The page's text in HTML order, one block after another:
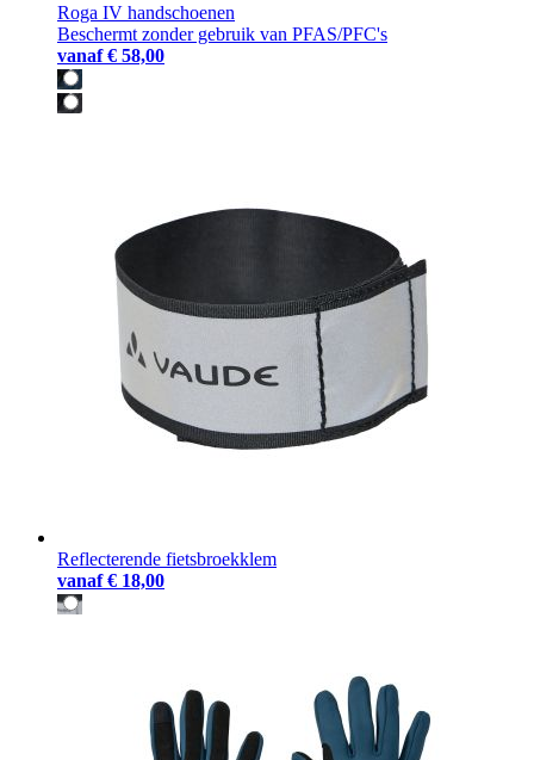
Roga IV handschoenen
Beschermt zonder gebruik van PFAS/PFC's
vanaf € 58,00
Reflecterende fietsbroekklem
vanaf € 18,00